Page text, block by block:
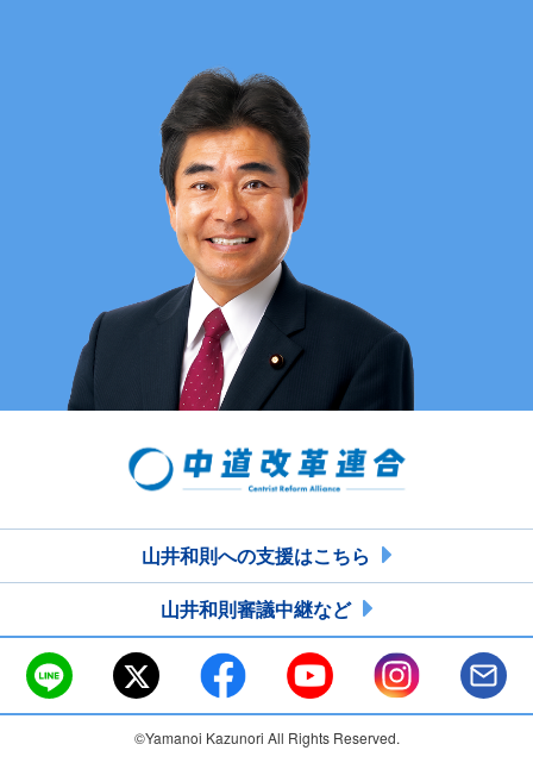
山井和則への支援はこちら
山井和則審議中継など
©Yamanoi Kazunori All Rights Reserved.